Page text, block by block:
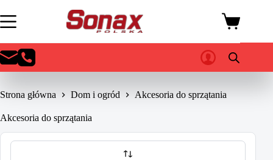
do
treści
Koszyk
Strona główna Dom i ogród Akcesoria do sprzątania
Akcesoria do sprzątania